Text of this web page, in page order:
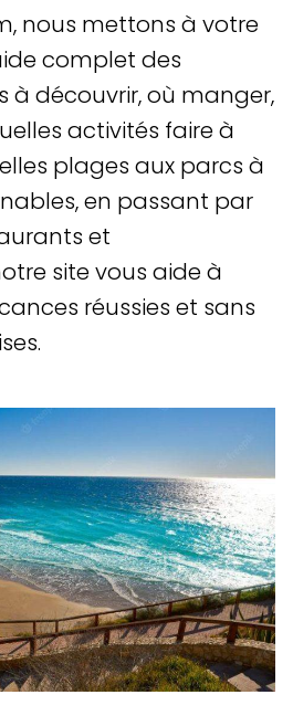
nous mettons à votre
complet des
à découvrir, où manger,
activités faire à
plages aux parcs à
en passant par
et
site vous aide à
réussies et sans